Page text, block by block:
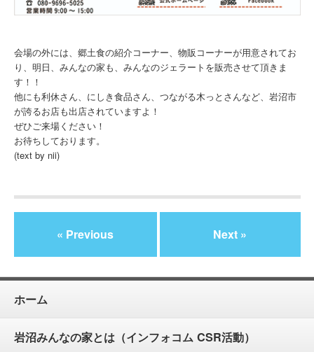
会場の外には、郷土食の紹介コーナー、物販コーナーが用意されてお
り、明日、みんなの家も、みんなのジェラートを販売させて頂きま
す！！
他にも利休さん、にしき食品さん、つながる木っとさんなど、岩沼市
が誇るお店も出店されていますよ！
ぜひご来場ください！
お待ちしております。
(text by nii)
« Previous Next »
ホーム
岩沼みんなの家とは（インフォコム CSR活動）